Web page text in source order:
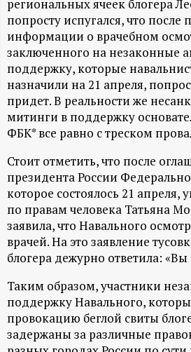
р
м
а
ц
и
о
н
н
ы
й
п
региональных ячеек блогера
попросту испугался, что после
информации о врачебном
заключенного на незаконные
поддержку, которые
назначили на 21 апреля,
придет. В реальности же
митинги в поддержку
ФБК* все равно с треском
Стоит отметить, что после
президента России
которое состоялось 21
по правам человека Татьяна
заявила, что Навального
врачей. На это заявление
блогера дежурно ответила: «Вы
Таким образом, участники
поддержку Навального,
провокацию беглой свиты
задержаны за различные